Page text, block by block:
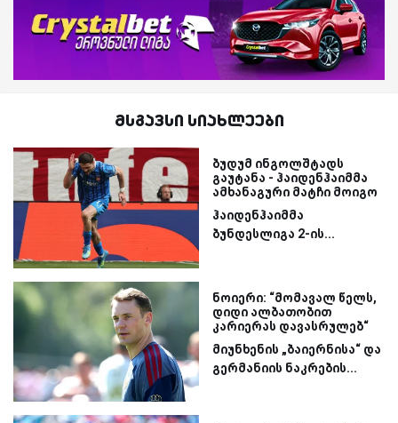
მსგავსი სიახლეები
ბუდუმ ინგოლშტადს
გაუტანა - ჰაიდენჰაიმმა
ამხანაგური მატჩი მოიგო
ჰაიდენჰაიმმა
ბუნდესლიგა 2-ის...
ნოიერი: “მომავალ წელს,
დიდი ალბათობით
კარიერას დავასრულებ“
მიუნხენის „ბაიერნისა“ და
გერმანიის ნაკრების...